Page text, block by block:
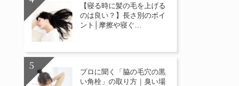
【寝る時に髪の毛を上げる
のは良い？】長さ別のポイ
ント│摩擦や寝ぐ…
プロに聞く「脇の毛穴の黒
い角栓」の取り方｜臭い場